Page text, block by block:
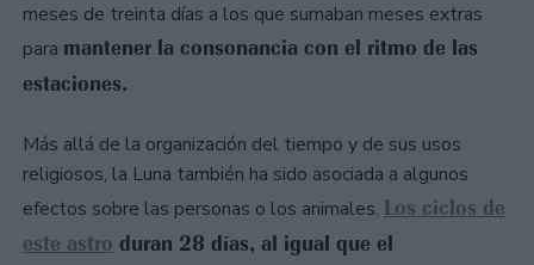
meses de treinta días a los que sumaban meses extras
para mantener la consonancia con el ritmo de las
estaciones.
Más allá de la organización del tiempo y de sus usos
religiosos, la Luna también ha sido asociada a algunos
efectos sobre las personas o los animales. Los ciclos de
este astro duran 28 días, al igual que el